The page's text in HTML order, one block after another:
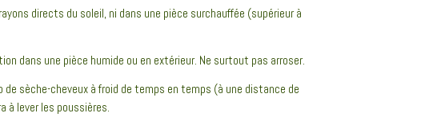
directs du soleil, ni dans une pièce surchauffée (supérieur à
dans une pièce humide ou en extérieur. Ne surtout pas arroser.
de sèche-cheveux à froid de temps en temps (à une distance de
à lever les poussières.